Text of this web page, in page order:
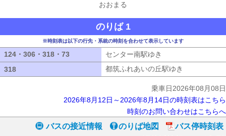
おおまる
のりば 1
※時刻表は以下の行先・系統の時刻を合わせて表示しています
124・306・318・73 124・306・318・73
センター南駅ゆき
318
都筑ふれあいの丘駅ゆき
乗車日2026年08月08日
2026年8月12日～2026年8月14日の時刻表はこちら
時刻のお問い合わせはこちらへ
バスの接近情報 のりば地図
バス停時刻表